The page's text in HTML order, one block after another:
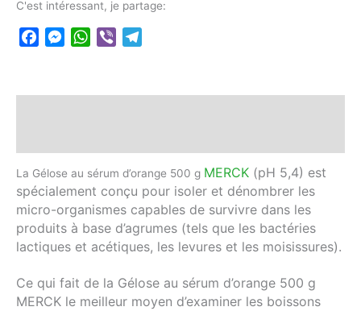
C'est intéressant, je partage:
FacebookMessenger
WhatsApp
Viber
La Gélose au sérum d’orange 500 g MERCK (pH 5,4) est
spécialement conçu pour isoler et dénombrer les
micro-organismes capables de survivre dans les
produits à base d’agrumes (tels que les bactéries
lactiques et acétiques, les levures et les moisissures).
Ce qui fait de la Gélose au sérum d’orange 500 g
MERCK le meilleur moyen d’examiner les boissons